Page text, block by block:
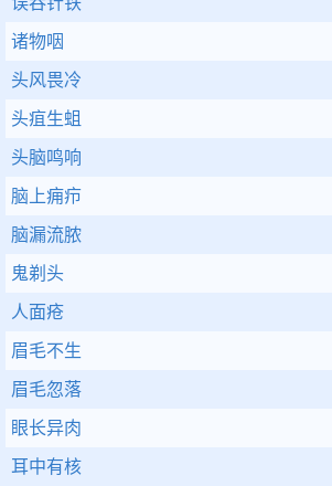
诸物咽
头风畏冷
头疽生蛆
头脑鸣响
脑上痈疖
脑漏流脓
鬼剃头
人面疮
眉毛不生
眉毛忽落
眼长异肉
耳中有核